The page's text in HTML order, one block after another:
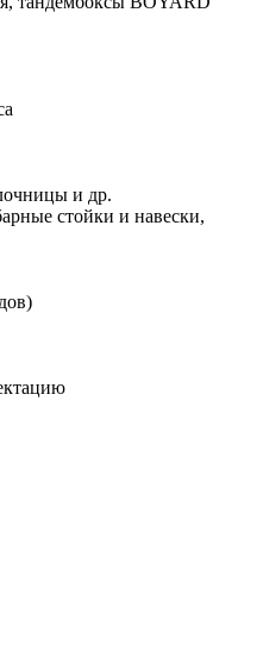
и др.
стойки и навески,